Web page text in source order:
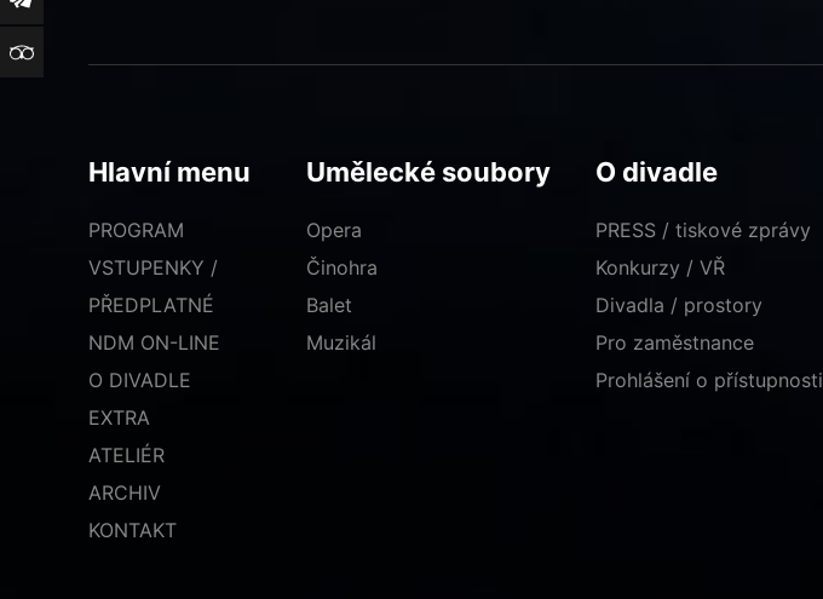
TripAdvisor
Hlavní menu
PROGRAM
VSTUPENKY /
PŘEDPLATNÉ
NDM ON-LINE
O DIVADLE
EXTRA
ATELIÉR
ARCHIV
KONTAKT
Umělecké soubory
Opera
Činohra
Balet
Muzikál
O divadle
PRESS / tiskové zprávy
Konkurzy / VŘ
Divadla / prostory
Pro zaměstnance
Prohlášení o přístupnosti